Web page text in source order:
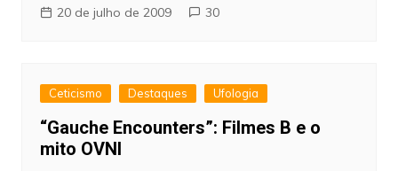
20 de julho de 2009 30
Ceticismo Destaques Ufologia
“Gauche Encounters”: Filmes B e o
mito OVNI